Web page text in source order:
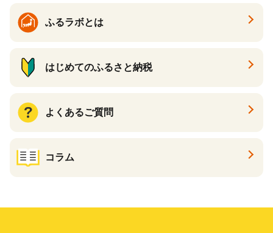
ふるラボとは
はじめてのふるさと納税
よくあるご質問
コラム